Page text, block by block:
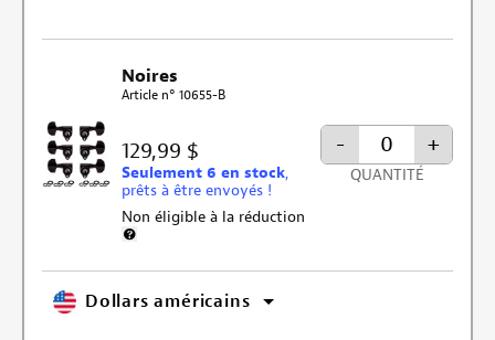
Noires
Article n° 10655-B
129,99 $
Seulement 6 en stock,
prêts à être envoyés !
Non éligible à la réduction
- +
QUANTITÉ
Dollars américains